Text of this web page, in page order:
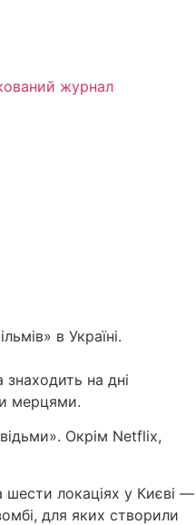
журнал
в Україні.
на дні
мерцями.
Окрім Netflix,
шести локаціях у Києві —
для яких створили